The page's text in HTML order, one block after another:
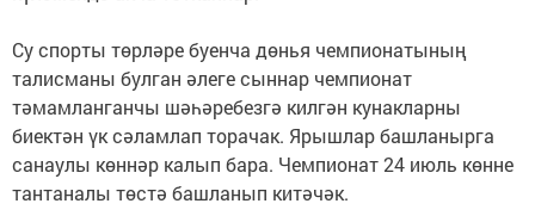
Су спорты төрләре буенча дөнья чемпионатының
талисманы булган әлеге сыннар чемпионат
тәмамланганчы шәһәребезгә килгән кунакларны
биектән үк сәламлап торачак. Ярышлар башланырга
санаулы көннәр калып бара. Чемпионат 24 июль көнне
тантаналы төстә башланып китәчәк.